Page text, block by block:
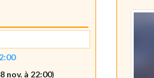
nov. à 22:00)